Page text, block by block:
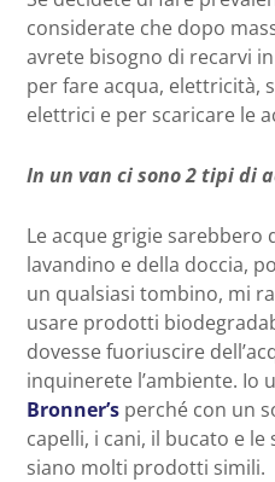
considerate che dopo
avrete bisogno di recarvi
per fare acqua, elettricità,
elettrici e per scaricare le
In un van ci sono 2 tipi di
Le acque grigie sarebbero
lavandino e della doccia,
un qualsiasi tombino, mi
usare prodotti
dovesse fuoriuscire
inquinerete l’ambiente. Io
Bronner’s perché con un
capelli, i cani, il bucato e
siano molti prodotti simili.